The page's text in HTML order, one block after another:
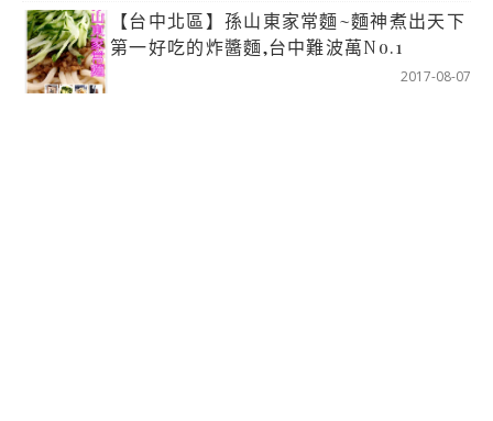
【台中北區】孫山東家常麵~麵神煮出天下
第一好吃的炸醬麵,台中難波萬No.1
2017-08-07